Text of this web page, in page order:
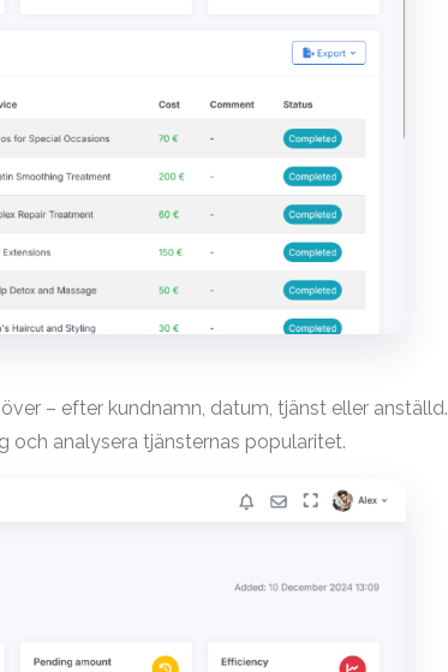
– efter kundnamn, datum, tjänst eller anställd.
och analysera tjänsternas popularitet.